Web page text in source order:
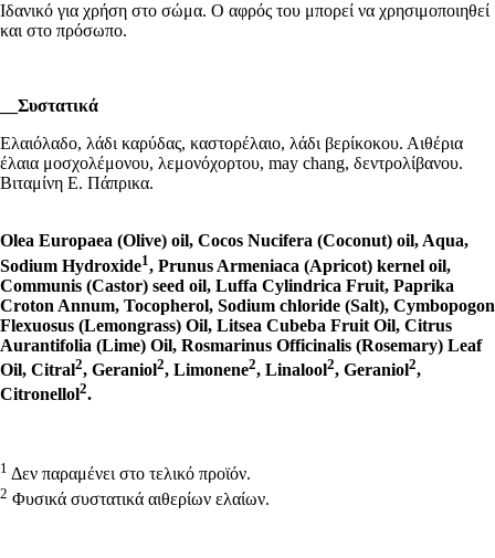
Ιδανικό για χρήση στο σώμα. Ο αφρός του μπορεί να χρησιμοποιηθεί
και στο πρόσωπο.
Συστατικά
Ελαιόλαδο, λάδι καρύδας, καστορέλαιο, λάδι βερίκοκου. Αιθέρια
έλαια μοσχολέμονου, λεμονόχορτου, may chang, δεντρολίβανου.
Βιταμίνη Ε. Πάπρικα.
Olea Europaea (Olive) oil, Cocos Nucifera (Coconut) oil, Aqua,
Sodium Hydroxide1, Prunus Armeniaca (Apricot) kernel oil,
Communis (Castor) seed oil, Luffa Cylindrica Fruit, Paprika
Croton Annum, Tocopherol, Sodium chloride (Salt), Cymbopogon
Flexuosus (Lemongrass) Oil, Litsea Cubeba Fruit Oil, Citrus
Aurantifolia (Lime) Oil, Rosmarinus Officinalis (Rosemary) Leaf
Oil, Citral2, Geraniol2, Limonene2, Linalool2, Geraniol2,
Citronellol2.
1 Δεν παραμένει στο τελικό προϊόν.
2 Φυσικά συστατικά αιθερίων ελαίων.